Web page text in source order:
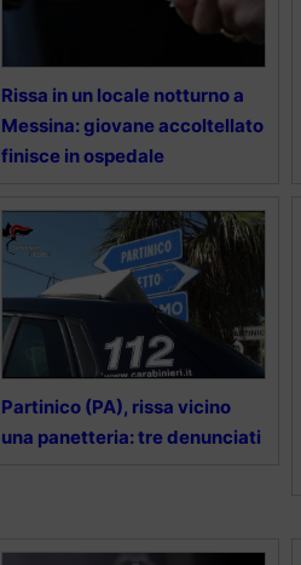
Rissa in un locale notturno a
Messina: giovane accoltellato
finisce in ospedale
Partinico (PA), rissa vicino
una panetteria: tre denunciati